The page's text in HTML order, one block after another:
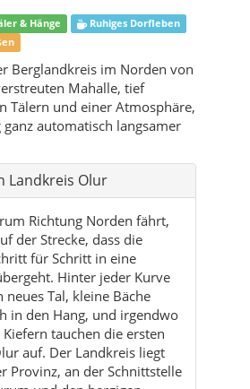
Tälern und einer Atmosphäre,
automatisch langsamer
Landkreis Olur
Richtung Norden fährt,
der Strecke, dass die
für Schritt in eine
Hinter jeder Kurve
Tal, kleine Bäche
in den Hang, und irgendwo
tauchen die ersten
auf. Der Landkreis liegt
Provinz, an der Schnittstelle
und den bergigen
Richtung Artvin und
Zipfel der Türkei, in
der Menschen noch stark
der Natur geprägt ist.